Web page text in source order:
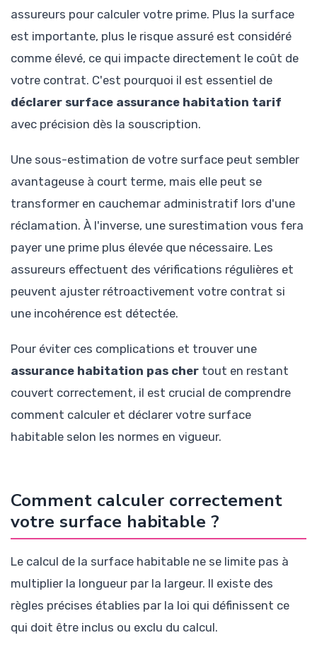
assureurs pour calculer votre prime. Plus la surface
est importante, plus le risque assuré est considéré
comme élevé, ce qui impacte directement le coût de
votre contrat. C'est pourquoi il est essentiel de
déclarer surface assurance habitation tarif
avec précision dès la souscription.
Une sous-estimation de votre surface peut sembler
avantageuse à court terme, mais elle peut se
transformer en cauchemar administratif lors d'une
réclamation. À l'inverse, une surestimation vous fera
payer une prime plus élevée que nécessaire. Les
assureurs effectuent des vérifications régulières et
peuvent ajuster rétroactivement votre contrat si
une incohérence est détectée.
Pour éviter ces complications et trouver une
assurance habitation pas cher tout en restant
couvert correctement, il est crucial de comprendre
comment calculer et déclarer votre surface
habitable selon les normes en vigueur.
Comment calculer correctement
votre surface habitable ?
Le calcul de la surface habitable ne se limite pas à
multiplier la longueur par la largeur. Il existe des
règles précises établies par la loi qui définissent ce
qui doit être inclus ou exclu du calcul.